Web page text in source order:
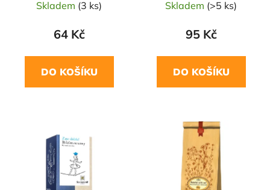
Skladem (3 ks)
64 Kč
DO KOŠÍKU
Skladem (>5 ks)
95 Kč
DO KOŠÍKU